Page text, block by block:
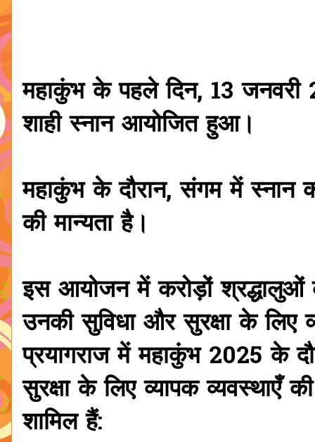
महाकुंभ के पहले दिन, 13 जनवरी
शाही स्नान आयोजित हुआ।
महाकुंभ के दौरान, संगम में स्नान
की मान्यता है।
इस आयोजन में करोड़ों
उनकी सुविधा और सुरक्षा के लिए
प्रयागराज में महाकुंभ 2025 के
सुरक्षा के लिए व्यापक व्यवस्थाएँ
शामिल हैं: